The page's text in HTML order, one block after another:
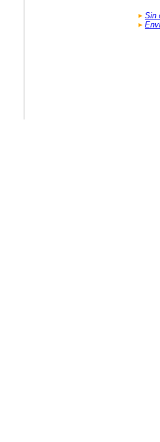
Sin